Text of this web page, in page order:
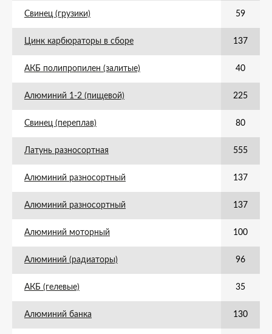
Свинец (грузики) 59
Цинк карбюраторы в сборе 137
АКБ полипропилен (залитые) 40
Алюминий 1-2 (пищевой) 225
Свинец (переплав) 80
Латунь разносортная 555
Алюминий разносортный 137
Алюминий разносортный 137
Алюминий моторный 100
Алюминий (радиаторы) 96
АКБ (гелевые) 35
Алюминий банка 130